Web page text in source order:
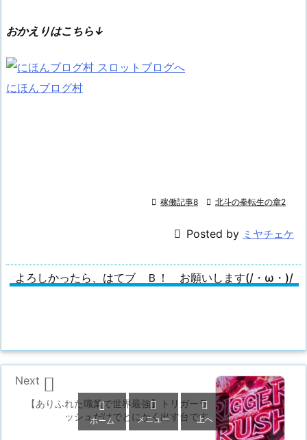
おかえりはこちら↓
にほんブログ村
 稼働記事8  北斗の拳転生の章2
 Posted by ミヤチェケ
よろしかったら、はてブ Ｂ！ お願いします(/・ω・)/
【ありふれた職業で世界最強】トリガーラ
ッシュだけでとにかく出す台です

Next

ホーム

メニュー

上へ